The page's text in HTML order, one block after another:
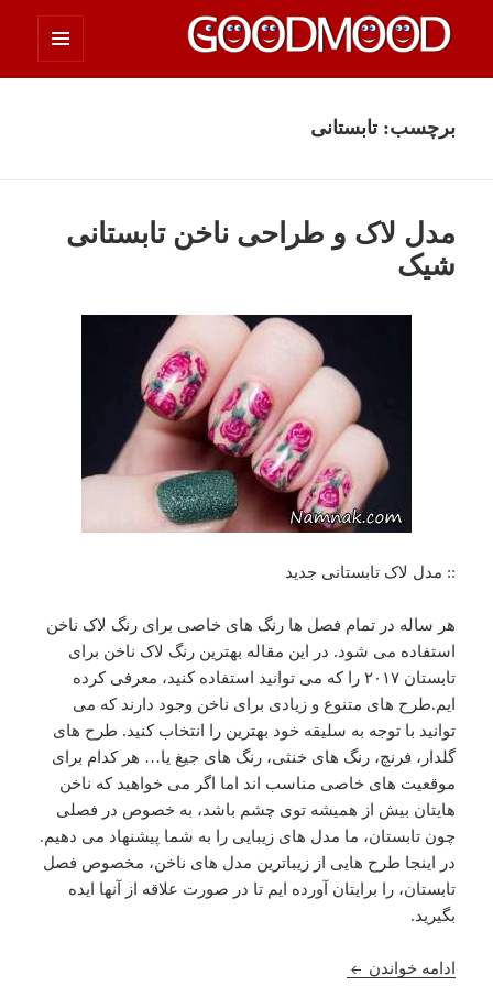
چیزای خووب مووب
برچسب:تابستانی
مدل لاک و طراحی ناخن تابستانی
شیک
:: مدل لاک تابستانی جدید
هر ساله در تمام فصل ها رنگ های خاصی برای رنگ لاک ناخن
استفاده می شود. در این مقاله بهترین رنگ لاک ناخن برای
تابستان ۲۰۱۷ را که می توانید استفاده کنید، معرفی کرده
ایم.طرح های متنوع و زیادی برای ناخن وجود دارند که می
توانید با توجه به سلیقه خود بهترین را انتخاب کنید. طرح های
گلدار، فرنچ، رنگ های خنثی، رنگ های جیغ یا… هر کدام برای
موقعیت های خاصی مناسب اند اما اگر می خواهید که ناخن
هایتان بیش از همیشه توی چشم باشد، به خصوص در فصلی
چون تابستان، ما مدل های زیبایی را به شما پیشنهاد می دهیم.
در اینجا طرح هایی از زیباترین مدل های ناخن، مخصوص فصل
تابستان، را برایتان آورده ایم تا در صورت علاقه از آنها ایده
بگیرید.
ادامه خواندن مدل لاک و طراحی ناخن تابستانی شیک